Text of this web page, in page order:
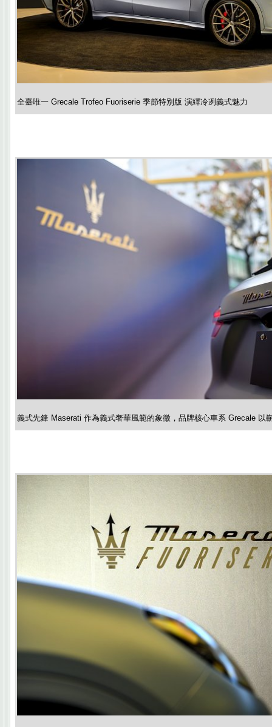
全臺唯一 Grecale Trofeo Fuoriserie 季節特別版 演繹冷冽義式魅力
義式先鋒 Maserati 作為義式奢華風範的象徵，品牌核心車系 Grecale 以